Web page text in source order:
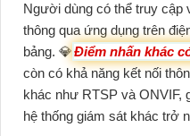
Người dùng có thể truy cập
thông qua ứng dụng trên
bảng. 💎Điểm nhấn khác
còn có khả năng kết nối
khác như RTSP và ONVIF,
hệ thống giám sát khác trở